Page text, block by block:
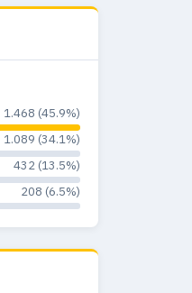
1.468 (45.9%)
1.089 (34.1%)
432 (13.5%)
208 (6.5%)